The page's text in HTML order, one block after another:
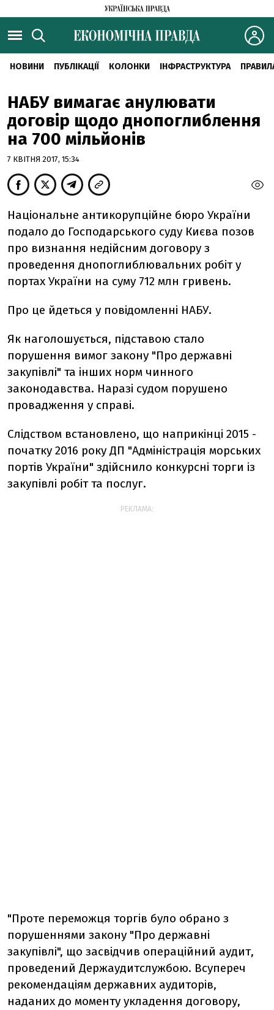
НОВИНИ ПУБЛІКАЦІЇ КОЛОНКИ ІНФРАСТРУКТУРА
НАБУ вимагає анулювати
договір щодо днопоглиблення
на 700 мільйонів
7 КВІТНЯ 2017, 15:34
Національне антикорупційне бюро України
подало до Господарського суду Києва позов
про визнання недійсним договору з
проведення днопоглиблювальних робіт у
портах України на суму 712 млн гривень.
Про це йдеться у повідомленні НАБУ.
Як наголошується, підставою стало
порушення вимог закону "Про державні
закупівлі" та інших норм чинного
законодавства. Наразі судом порушено
провадження у справі.
Слідством встановлено, що наприкінці 2015 -
початку 2016 року ДП "Адміністрація морських
портів України" здійснило конкурсні торги із
закупівлі робіт та послуг.
РЕКЛАМА:
"Проте переможця торгів було обрано з
порушеннями закону "Про державні
закупівлі", що засвідчив операційний аудит,
проведений Держаудитслужбою. Всупереч
рекомендаціям державних аудиторів,
наданих до моменту укладення договору,